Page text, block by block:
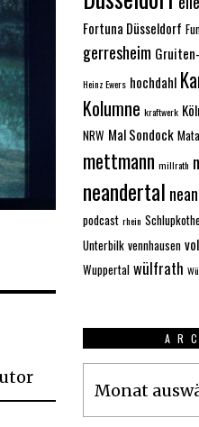
Fortuna Düsseldorf
gerresheim
Heinz Ewers hochdahl
Kolumne kraftwerk
NRW Mal Sondock
mettmann millrath
neandertal
podcast rhein
Unterbilk vennhausen
Wuppertal wülfrath